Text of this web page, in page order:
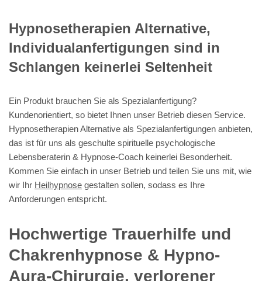
Hypnosetherapien Alternative,
Individualanfertigungen sind in
Schlangen keinerlei Seltenheit
Ein Produkt brauchen Sie als Spezialanfertigung?
Kundenorientiert, so bietet Ihnen unser Betrieb diesen Service.
Hypnosetherapien Alternative als Spezialanfertigungen anbieten,
das ist für uns als geschulte spirituelle psychologische
Lebensberaterin & Hypnose-Coach keinerlei Besonderheit.
Kommen Sie einfach in unser Betrieb und teilen Sie uns mit, wie
wir Ihr Heilhypnose gestalten sollen, sodass es Ihre
Anforderungen entspricht.
Hochwertige Trauerhilfe und
Chakrenhypnose & Hypno-
Aura-Chirurgie, verlorener